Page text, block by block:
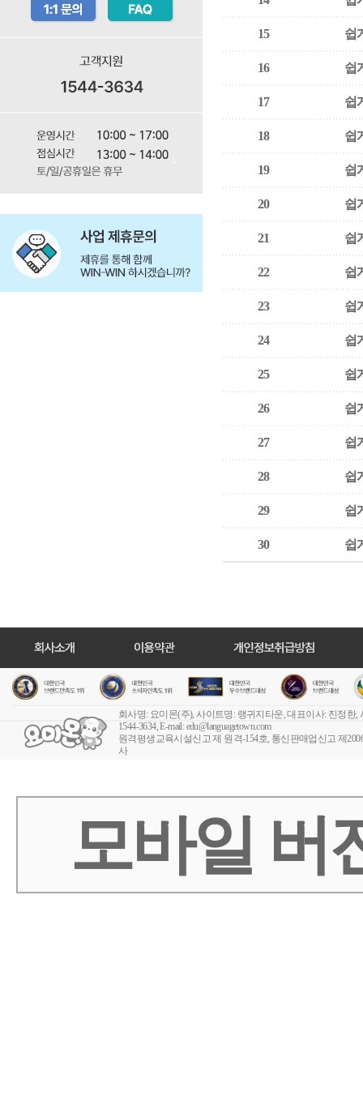
15 쉽
16 쉽
17 쉽
18 쉽
19 쉽
20 쉽
21 쉽
22 쉽
23 쉽
24 쉽
25 쉽
26 쉽
27 쉽
28 쉽
29 쉽
30 쉽
회사명: 요미몬(주), 사이트명: 랭귀지타운, 대표이사: 진정한,
1544-3634, E-mail:edu@languagetown.com
원격평생교육시설신고 제 원격-154호, 통신판매업신고 제
사
모바일